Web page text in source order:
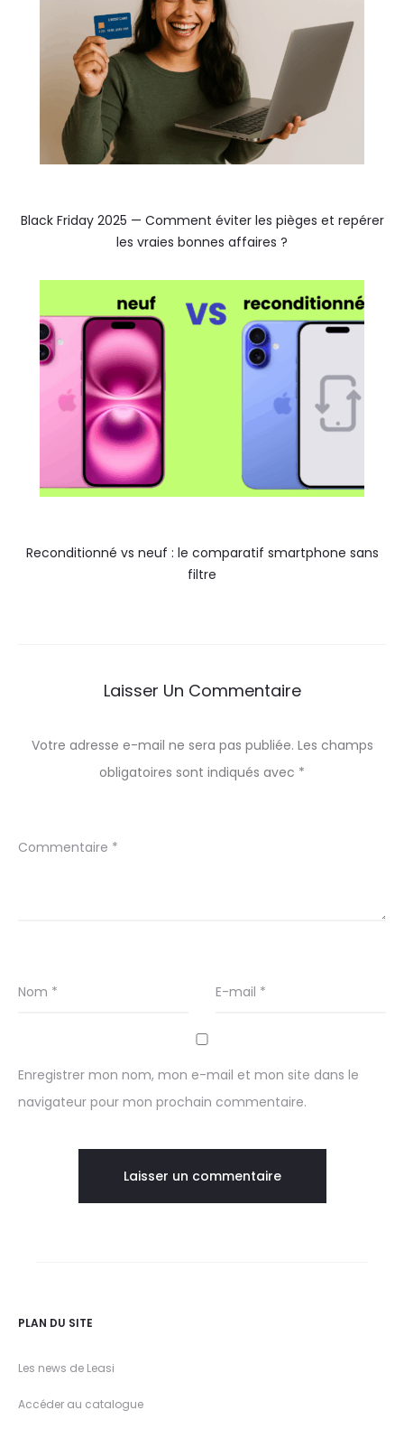
Black Friday 2025 — Comment éviter les pièges et repérer
les vraies bonnes affaires ?
Reconditionné vs neuf : le comparatif smartphone sans
filtre
Laisser Un Commentaire
Votre adresse e-mail ne sera pas publiée. Les champs
obligatoires sont indiqués avec *
Commentaire *
Nom * E-mail *
Enregistrer mon nom, mon e-mail et mon site dans le
navigateur pour mon prochain commentaire.
PLAN DU SITE
Les news de Leasi
Accéder au catalogue